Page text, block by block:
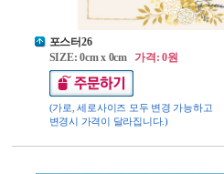
포스터26
SIZE: 0cm x 0cm가격: 0원
(가로, 세로사이즈 모두 변경 가능하고
변경시 가격이 달라집니다.)